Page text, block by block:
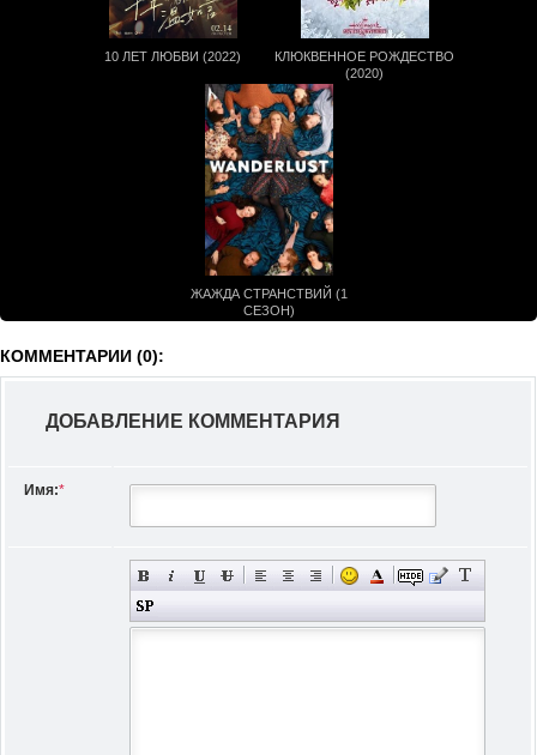
10 ЛЕТ ЛЮБВИ (2022)
КЛЮКВЕННОЕ РОЖДЕСТВО
(2020)
ЖАЖДА СТРАНСТВИЙ (1
СЕЗОН)
КОММЕНТАРИИ (0):
ДОБАВЛЕНИЕ КОММЕНТАРИЯ
Имя:*